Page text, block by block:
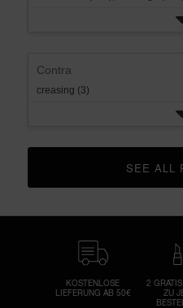
Contra
creasing (3)
KOSTENLOSE
LIEFERUNG AB 50€
2
ZU